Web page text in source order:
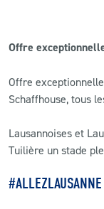
CLUB
CONTACT
ACTUALITÉS
Offre
Offre
Schaffhouse, tous
Lausannoises et
Tuilière un stade
#ALLEZLAUSANNE